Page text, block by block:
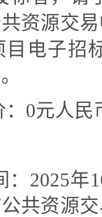
资源交
目电子招
0元人民
2025年
共资源